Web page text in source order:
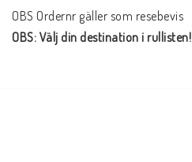
OBS: Välj din destination i rullisten!